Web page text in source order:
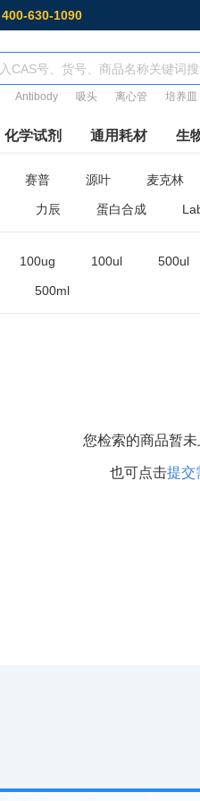
400-630-1090
Antibody 吸头 离心管 培养皿
化学试剂 通用耗材 生
赛普 源叶 麦克林
力辰 蛋白合成
100ug 100ul 500ul
500ml
您检索的商品暂未
也可点击提交